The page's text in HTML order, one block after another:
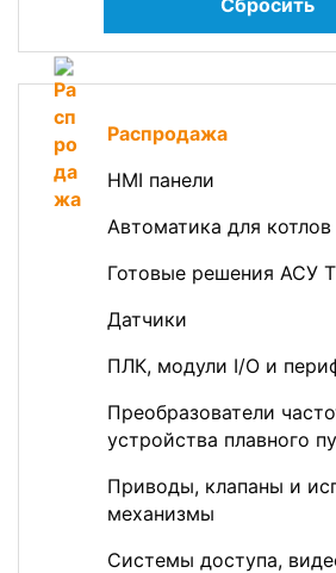
Сбросить
Распродажа
HMI панели
Автоматика для котлов
Готовые решения АСУ
Датчики
ПЛК, модули I/O и
Преобразователи
устройства плавного
Приводы, клапаны и
механизмы
Системы доступа,